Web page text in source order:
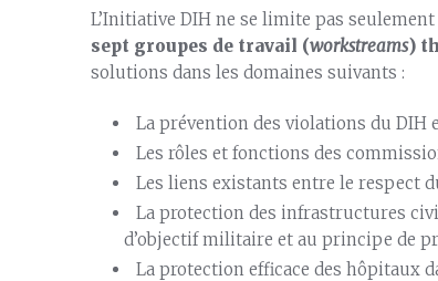
L’Initiative DIH ne se limite pas
sept groupes de travail (workstreams)
solutions dans les domaines suivants :
La prévention des violations du DIH
Les rôles et fonctions des
Les liens existants entre le respect
La protection des infrastructures
d’objectif militaire et au principe de
La protection efficace des hôpitaux